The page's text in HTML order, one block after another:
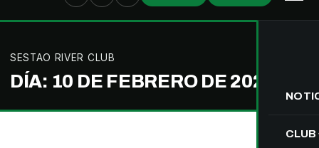
CLUB
SESTAO RIVER CLUB
DÍA: 10 DE FEBRERO DE 2020